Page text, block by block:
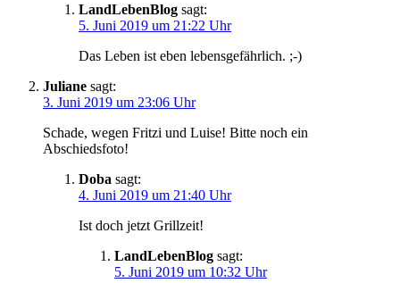
LandLebenBlog sagt:
5. Juni 2019 um 21:22 Uhr
Das Leben ist eben lebensgefährlich. ;-)
Juliane sagt:
3. Juni 2019 um 23:06 Uhr
Schade, wegen Fritzi und Luise! Bitte noch ein
Abschiedsfoto!
Doba sagt:
4. Juni 2019 um 21:40 Uhr
Ist doch jetzt Grillzeit!
LandLebenBlog sagt:
5. Juni 2019 um 10:32 Uhr